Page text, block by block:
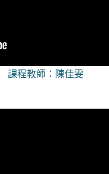
課程教師：陳佳雯